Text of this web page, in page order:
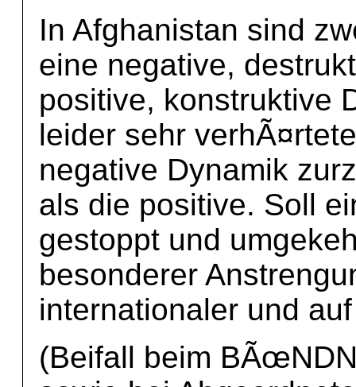
In Afghanistan sind
eine negative,
positive, konstruktive
leider sehr
negative Dynamik
als die positive. Soll
gestoppt und
besonderer
internationaler und
(Beifall beim